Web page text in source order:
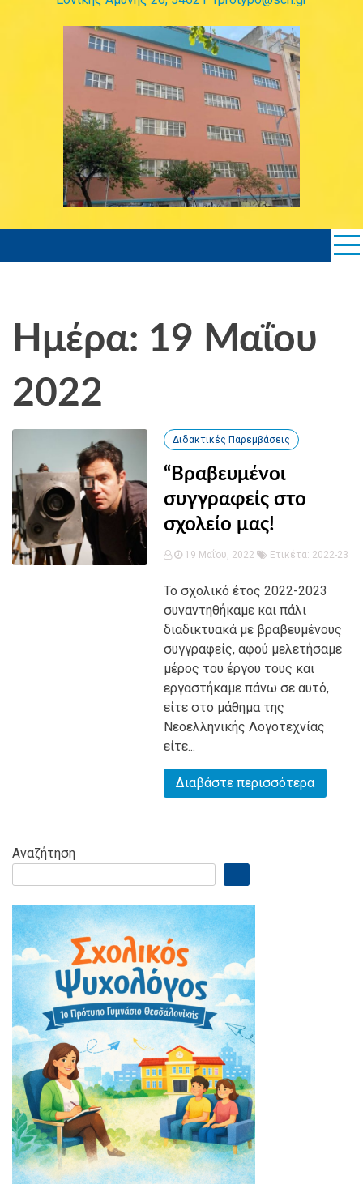
Ημέρα: 19 Μαΐου
2022
Διδακτικές Παρεμβάσεις
“Βραβευμένοι
συγγραφείς στο
σχολείο μας!
19 Μαΐου, 2022 Ετικέτα: 2022-23
Το σχολικό έτος 2022-2023
συναντηθήκαμε και πάλι
διαδικτυακά με βραβευμένους
συγγραφείς, αφού μελετήσαμε
μέρος του έργου τους και
εργαστήκαμε πάνω σε αυτό,
είτε στο μάθημα της
Νεοελληνικής Λογοτεχνίας
είτε...
Διαβάστε περισσότερα
Αναζήτηση